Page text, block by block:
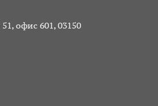
офис 601, 03150